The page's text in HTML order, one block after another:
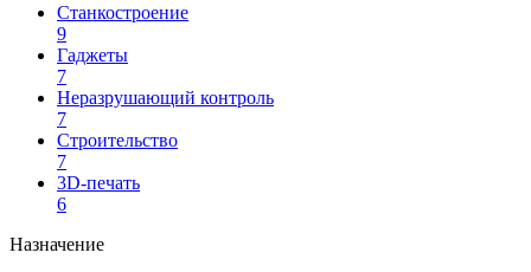
Станкостроение
9
Гаджеты
7
Неразрушающий контроль
7
Строительство
7
3D-печать
6
Назначение